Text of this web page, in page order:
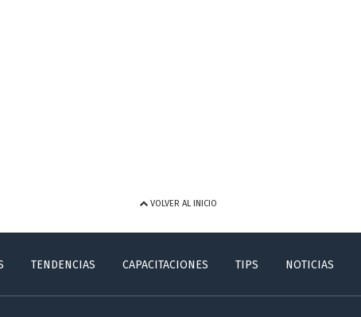
VOLVER AL INICIO
TENDENCIAS CAPACITACIONES TIPS NOTICIAS